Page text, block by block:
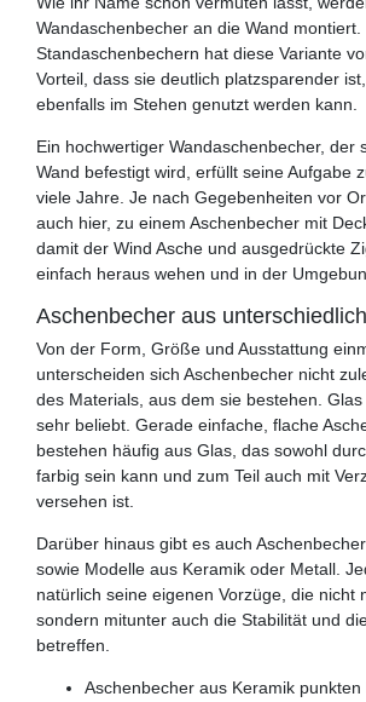
Wandaschenbecher an die Wand montiert.
Standaschenbechern hat diese Variante
Vorteil, dass sie deutlich platzsparender
ebenfalls im Stehen genutzt werden kann.
Ein hochwertiger Wandaschenbecher, der
Wand befestigt wird, erfüllt seine Aufgabe
viele Jahre. Je nach Gegebenheiten vor
auch hier, zu einem Aschenbecher mit
damit der Wind Asche und ausgedrückte
einfach heraus wehen und in der
Aschenbecher aus
Von der Form, Größe und Ausstattung
unterscheiden sich Aschenbecher nicht
des Materials, aus dem sie bestehen.
sehr beliebt. Gerade einfache, flache
bestehen häufig aus Glas, das sowohl
farbig sein kann und zum Teil auch mit
versehen ist.
Darüber hinaus gibt es auch
sowie Modelle aus Keramik oder Metall.
natürlich seine eigenen Vorzüge, die nicht
sondern mitunter auch die Stabilität und
betreffen.
Aschenbecher aus Keramik